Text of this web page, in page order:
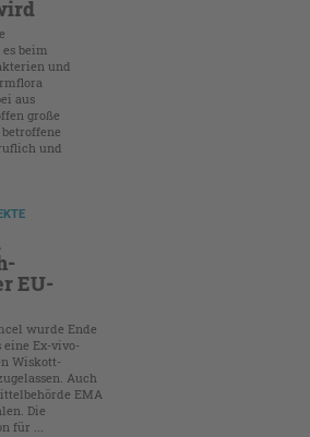
beim
und
aus
große
und
EU-
wurde Ende
eine Ex-vivo-
Wiskott-
Auch
EMA
Die
für ...